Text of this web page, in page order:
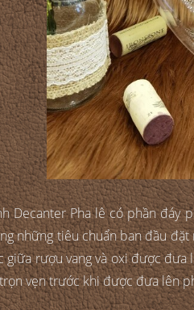
Decanter Pha lê có phần đáy
những tiêu chuẩn ban đầu
giữa rượu vang và oxi được
vẹn trước khi được đưa lên